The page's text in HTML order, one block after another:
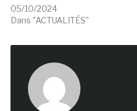
05/10/2024
Dans "ACTUALITÉS"